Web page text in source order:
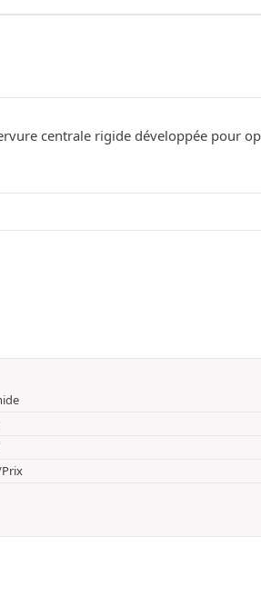
centrale rigide développée pour